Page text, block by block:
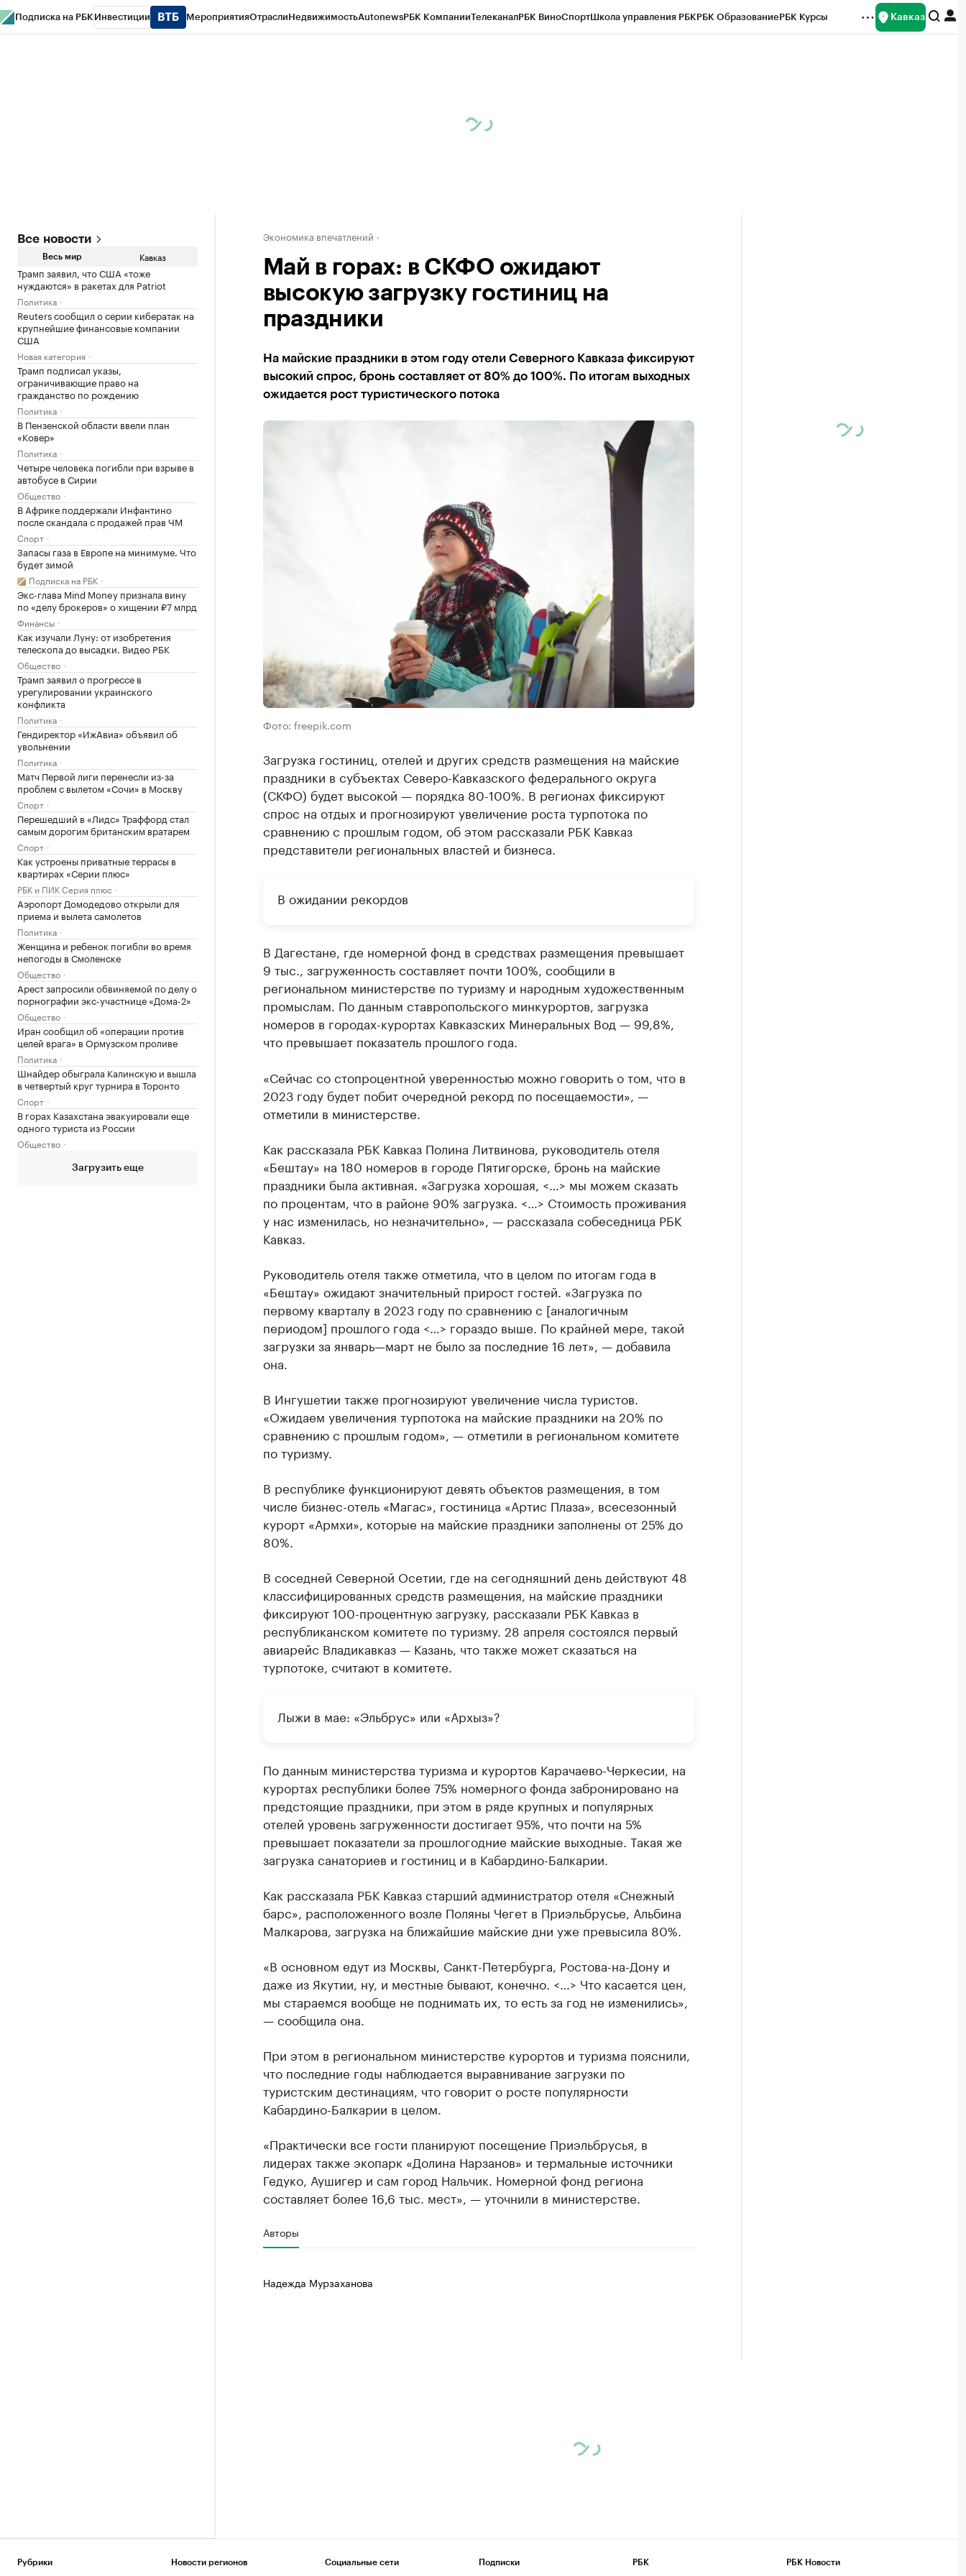
Подписка на РБК Инвестиции МероприятияОтраслиНедвижимостьAutonewsРБК КомпанииТелеканалРБК ВиноСпортШкола управления РБКРБК ОбразованиеРБК Курсы Кавказ
Все новости
Весь мир Кавказ
Трамп заявил, что США «тоже
нуждаются» в ракетах для Patriot
Политика
Reuters сообщил о серии кибератак на
крупнейшие финансовые компании
США
Новая категория
Трамп подписал указы,
ограничивающие право на
гражданство по рождению
Политика
В Пензенской области ввели план
«Ковер»
Политика
Четыре человека погибли при взрыве в
автобусе в Сирии
Общество
В Африке поддержали Инфантино
после скандала с продажей прав ЧМ
Спорт
Запасы газа в Европе на минимуме. Что
будет зимой
Подписка на РБК
Экс-глава Mind Money признала вину
по «делу брокеров» о хищении ₽7 млрд
Финансы
Как изучали Луну: от изобретения
телескопа до высадки. Видео РБК
Общество
Трамп заявил о прогрессе в
урегулировании украинского
конфликта
Политика
Гендиректор «ИжАвиа» объявил об
увольнении
Политика
Матч Первой лиги перенесли из-за
проблем с вылетом «Сочи» в Москву
Спорт
Перешедший в «Лидс» Траффорд стал
самым дорогим британским вратарем
Спорт
Как устроены приватные террасы в
квартирах «Серии плюс»
РБК и ПИК Серия плюс
Аэропорт Домодедово открыли для
приема и вылета самолетов
Политика
Женщина и ребенок погибли во время
непогоды в Смоленске
Общество
Арест запросили обвиняемой по делу о
порнографии экс-участнице «Дома-2»
Общество
Иран сообщил об «операции против
целей врага» в Ормузском проливе
Политика
Шнайдер обыграла Калинскую и вышла
в четвертый круг турнира в Торонто
Спорт
В горах Казахстана эвакуировали еще
одного туриста из России
Общество
Загрузить еще
Экономика впечатлений
Май в горах: в СКФО ожидают
высокую загрузку гостиниц на
праздники
На майские праздники в этом году отели Северного Кавказа фиксируют
высокий спрос, бронь составляет от 80% до 100%. По итогам выходных
ожидается рост туристического потока
Фото: freepik.com
Загрузка гостиниц, отелей и других средств размещения на майские
праздники в субъектах Северо-Кавказского федерального округа
(СКФО) будет высокой — порядка 80-100%. В регионах фиксируют
спрос на отдых и прогнозируют увеличение роста турпотока по
сравнению с прошлым годом, об этом рассказали РБК Кавказ
представители региональных властей и бизнеса.
В ожидании рекордов
В Дагестане, где номерной фонд в средствах размещения превышает
9 тыс., загруженность составляет почти 100%, сообщили в
региональном министерстве по туризму и народным художественным
промыслам. По данным ставропольского минкурортов, загрузка
номеров в городах-курортах Кавказских Минеральных Вод — 99,8%,
что превышает показатель прошлого года.
«Сейчас со стопроцентной уверенностью можно говорить о том, что в
2023 году будет побит очередной рекорд по посещаемости», —
отметили в министерстве.
Как рассказала РБК Кавказ Полина Литвинова, руководитель отеля
«Бештау» на 180 номеров в городе Пятигорске, бронь на майские
праздники была активная. «Загрузка хорошая, <…> мы можем сказать
по процентам, что в районе 90% загрузка. <…> Стоимость проживания
у нас изменилась, но незначительно», — рассказала собеседница РБК
Кавказ.
Руководитель отеля также отметила, что в целом по итогам года в
«Бештау» ожидают значительный прирост гостей. «Загрузка по
первому кварталу в 2023 году по сравнению с [аналогичным
периодом] прошлого года <…> гораздо выше. По крайней мере, такой
загрузки за январь—март не было за последние 16 лет», — добавила
она.
В Ингушетии также прогнозируют увеличение числа туристов.
«Ожидаем увеличения турпотока на майские праздники на 20% по
сравнению с прошлым годом», — отметили в региональном комитете
по туризму.
В республике функционируют девять объектов размещения, в том
числе бизнес-отель «Магас», гостиница «Артис Плаза», всесезонный
курорт «Армхи», которые на майские праздники заполнены от 25% до
80%.
В соседней Северной Осетии, где на сегодняшний день действуют 48
классифицированных средств размещения, на майские праздники
фиксируют 100-процентную загрузку, рассказали РБК Кавказ в
республиканском комитете по туризму. 28 апреля состоялся первый
авиарейс Владикавказ — Казань, что также может сказаться на
турпотоке, считают в комитете.
Лыжи в мае: «Эльбрус» или «Архыз»?
По данным министерства туризма и курортов Карачаево-Черкесии, на
курортах республики более 75% номерного фонда забронировано на
предстоящие праздники, при этом в ряде крупных и популярных
отелей уровень загруженности достигает 95%, что почти на 5%
превышает показатели за прошлогодние майские выходные. Такая же
загрузка санаториев и гостиниц и в Кабардино-Балкарии.
Как рассказала РБК Кавказ старший администратор отеля «Снежный
барс», расположенного возле Поляны Чегет в Приэльбрусье, Альбина
Малкарова, загрузка на ближайшие майские дни уже превысила 80%.
«В основном едут из Москвы, Санкт-Петербурга, Ростова-на-Дону и
даже из Якутии, ну, и местные бывают, конечно. <…> Что касается цен,
мы стараемся вообще не поднимать их, то есть за год не изменились»,
— сообщила она.
При этом в региональном министерстве курортов и туризма пояснили,
что последние годы наблюдается выравнивание загрузки по
туристским дестинациям, что говорит о росте популярности
Кабардино-Балкарии в целом.
«Практически все гости планируют посещение Приэльбрусья, в
лидерах также экопарк «Долина Нарзанов» и термальные источники
Гедуко, Аушигер и сам город Нальчик. Номерной фонд региона
составляет более 16,6 тыс. мест», — уточнили в министерстве.
Авторы
Надежда Мурзаханова
Рубрики Новости регионов Социальные сети Подписки РБК РБК Новости